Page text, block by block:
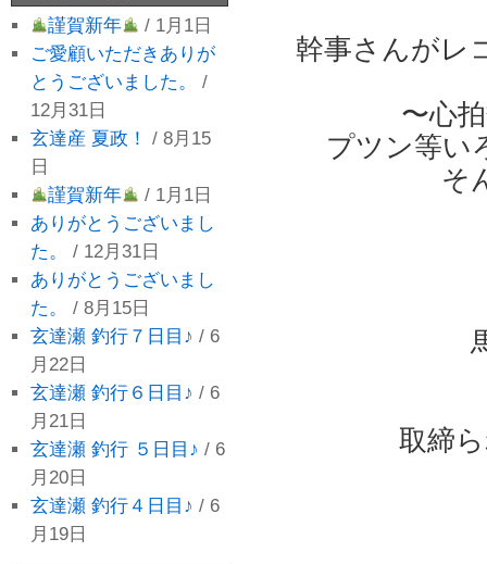
幹事さんがレ
〜心
プツン等い
そ
取締
謹賀新年
/ 1月1日
ご愛顧いただきありが
とうございました。
/
12月31日
玄達産 夏政！
/ 8月15
日
謹賀新年
/ 1月1日
ありがとうございまし
た。
/ 12月31日
ありがとうございまし
た。
/ 8月15日
玄達瀬 釣行７日目♪ / 6
月22日
玄達瀬 釣行６日目♪ / 6
月21日
玄達瀬 釣行 ５日目♪ / 6
月20日
玄達瀬 釣行４日目♪ / 6
月19日